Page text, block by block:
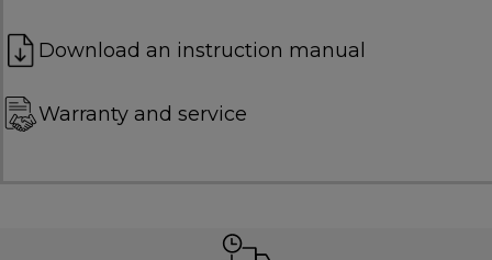
Download an instruction manual
Warranty and service